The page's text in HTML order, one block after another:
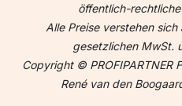
öffentlich-
Alle Preise verstehen
gesetzlichen MwSt.
Copyright © PROFIPARTNER
René van den